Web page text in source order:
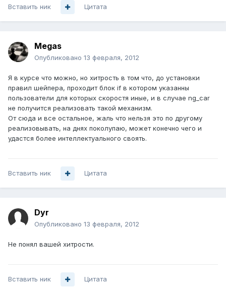
Вставить ник Цитата
Megas
Опубликовано 13 февраля, 2012
Я в курсе что можно, но хитрость в том что, до установки
правил шейпера, проходит блок if в котором указанны
пользователи для которых скоростя иные, и в случае ng_car
не получится реализовать такой механизм.
От сюда и все остальное, жаль что нельзя это по другому
реализовывать, на днях поколупаю, может конечно чего и
удастся более интеллектуального своять.
Вставить ник Цитата
Dyr
Опубликовано 13 февраля, 2012
Не понял вашей хитрости.
Вставить ник Цитата